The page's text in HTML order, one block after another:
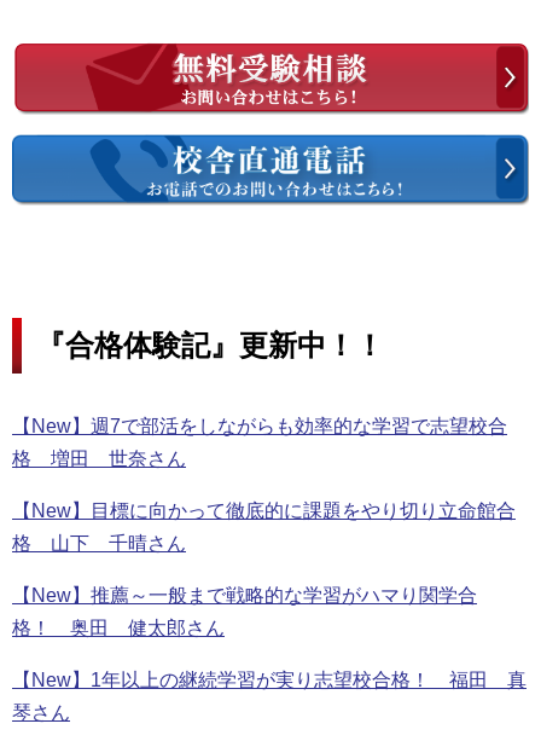
『合格体験記』更新中！！
【New】週7で部活をしながらも効率的な学習で志望校合
格 増田 世奈さん
【New】目標に向かって徹底的に課題をやり切り立命館合
格 山下 千晴さん
【New】推薦～一般まで戦略的な学習がハマり関学合
格！ 奥田 健太郎さん
【New】1年以上の継続学習が実り志望校合格！ 福田 真
琴さん